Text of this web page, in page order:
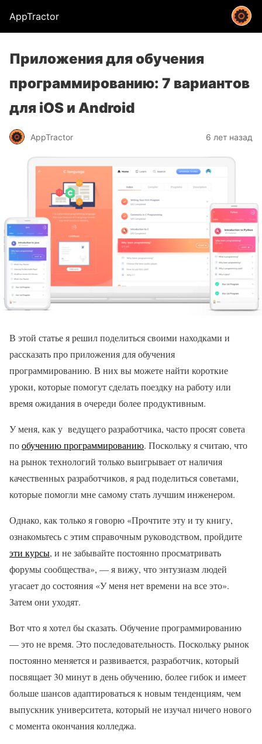
AppTractor
Приложения для обучения
программированию: 7 вариантов
для iOS и Android
AppTractor 6 лет назад
В этой статье я решил поделиться своими находками и
рассказать про приложения для обучения
программированию. В них вы можете найти короткие
уроки, которые помогут сделать поездку на работу или
время ожидания в очереди более продуктивным.
У меня, как у ведущего разработчика, часто просят совета
пообучению программированию. Поскольку я считаю, что
на рынок технологий только выигрывает от наличия
качественных разработчиков, я рад поделиться советами,
которые помогли мне самому стать лучшим инженером.
Однако, как только я говорю «Прочтите эту и ту книгу,
ознакомьтесь с этим справочным руководством, пройдите
эти курсы, и не забывайте постоянно просматривать
форумы сообщества», — я вижу, что энтузиазм людей
угасает до состояния «У меня нет времени на все это».
Затем они уходят.
Вот что я хотел бы сказать. Обучение программированию
— это не время. Это последовательность. Поскольку рынок
постоянно меняется и развивается, разработчик, который
посвящает 30 минут в день обучению, более гибок и имеет
больше шансов адаптироваться к новым тенденциям, чем
выпускник университета, который не изучал ничего нового
с момента окончания колледжа.